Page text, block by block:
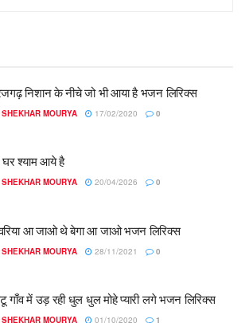
निशान के नीचे जो भी आया है भजन लिरिक्स
SHEKHAR MOURYA 17/02/2020 0
श्याम आये है
SHEKHAR MOURYA 20/04/2026 0
आ जाओ थे बेगा आ जाओ भजन लिरिक्स
SHEKHAR MOURYA 28/11/2021 0
गाँव में उड़ रही धुल धुल मोहे प्यारी लगे भजन लिरिक्स
SHEKHAR MOURYA 01/10/2020 1